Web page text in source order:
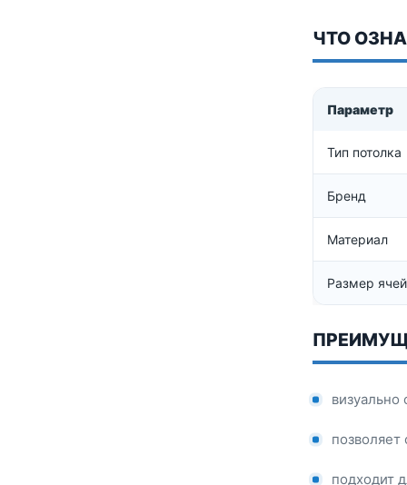
ЧТО
Параметр
Тип потолка
Бренд
Материал
Размер
визуально
подходит